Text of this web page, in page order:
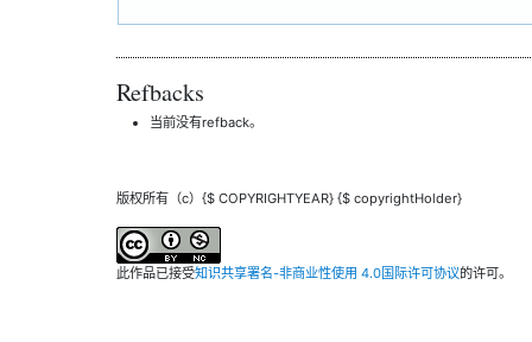
Refbacks
当前没有refback。
版权所有（c）{$ COPYRIGHTYEAR} {$ copyrightHolder}
此作品已接受知识共享署名-非商业性使用 4.0国际许可协议的许可。